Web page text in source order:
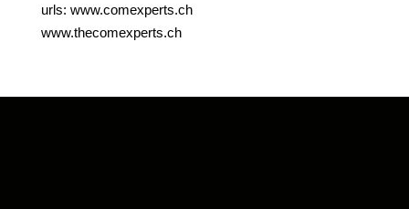
urls: www.comexperts.ch
www.thecomexperts.ch